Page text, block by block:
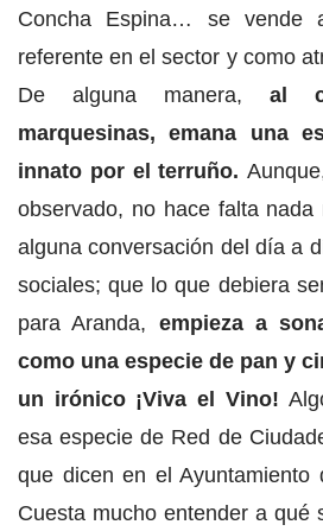
Concha Espina… se vende
referente en el sector y como
De alguna manera, al
marquesinas, emana una
innato por el terruño.
observado, no hace falta nada
alguna conversación del día a
sociales; que lo que debiera
para Aranda, empieza a
como una especie de pan y
un irónico ¡Viva el Vino!
esa especie de Red de
que dicen en el Ayuntamiento
Cuesta mucho entender a qué